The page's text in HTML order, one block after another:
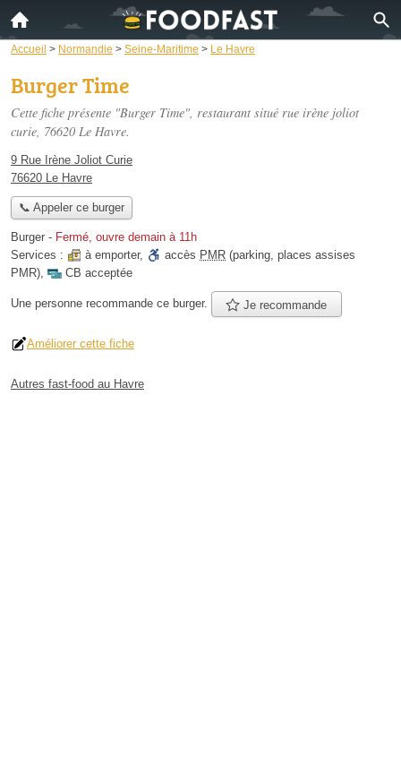
Accueil > Normandie > Seine-Maritime > Le Havre
Burger Time
Cette fiche présente "Burger Time", restaurant situé rue irène joliot
curie, 76620 Le Havre.
9 Rue Irène Joliot Curie
76620 Le Havre
📞 Appeler ce burger
Burger - Fermé, ouvre demain à 11h
Services :
à emporter, accès PMR (parking, places assises
PMR), CB acceptée
Une personne recommande ce burger. Je recommande
Améliorer cette fiche
Autres fast-food au Havre